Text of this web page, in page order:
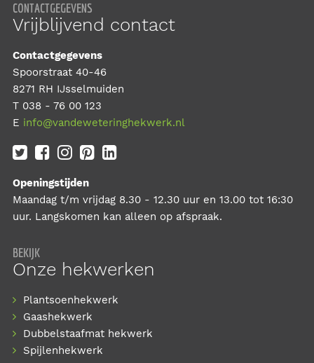
CONTACTGEGEVENS
Vrijblijvend contact
Contactgegevens
Spoorstraat 40-46
8271 RH IJsselmuiden
T 038 - 76 00 123
E info@vandeweteringhekwerk.nl
Openingstijden
Maandag t/m vrijdag 8.30 - 12.30 uur en 13.00 tot 16:30
uur. Langskomen kan alleen op afspraak.
BEKIJK
Onze hekwerken
Plantsoenhekwerk
Gaashekwerk
Dubbelstaafmat hekwerk
Spijlenhekwerk